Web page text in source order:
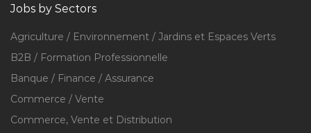
Jobs by Sectors
Agriculture / Environnement / Jardins et Espaces Verts
B2B / Formation Professionnelle
Banque / Finance / Assurance
Commerce / Vente
Commerce, Vente et Distribution